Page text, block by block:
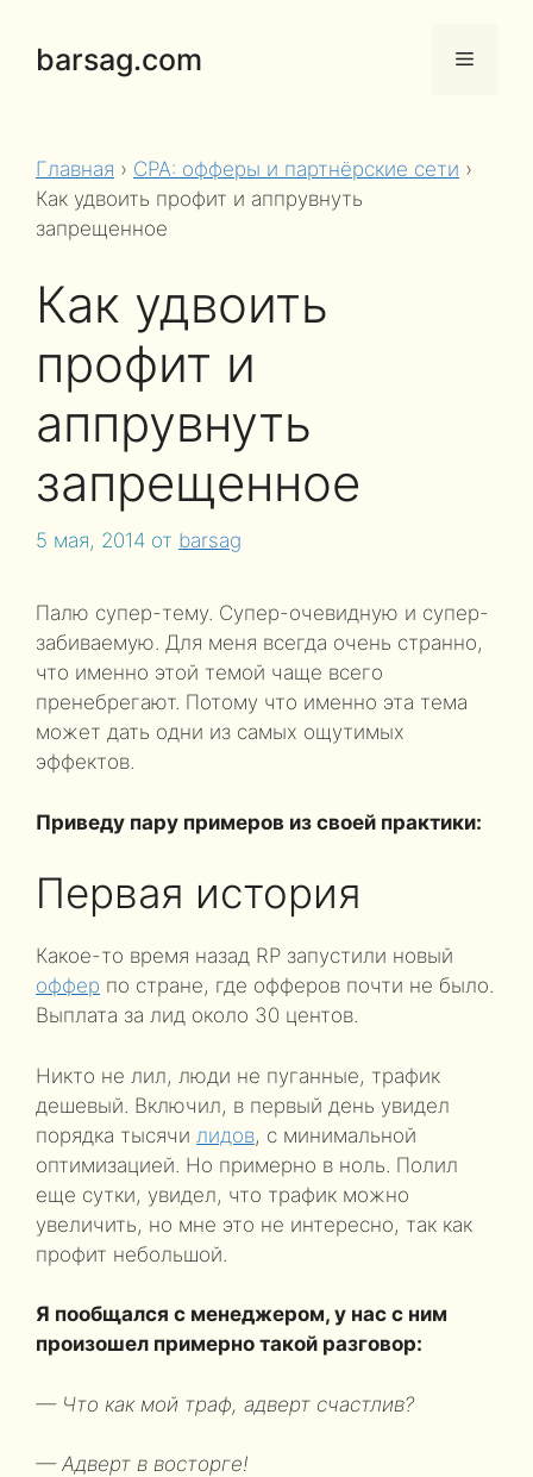
содержимому
barsag.com Меню
Главная › CPA: офферы и партнёрские сети ›
Как удвоить профит и аппрувнуть
запрещенное
Как удвоить
профит и
аппрувнуть
запрещенное
5 мая, 2014 от barsag
Палю супер-тему. Супер-очевидную и супер-
забиваемую. Для меня всегда очень странно,
что именно этой темой чаще всего
пренебрегают. Потому что именно эта тема
может дать одни из самых ощутимых
эффектов.
Приведу пару примеров из своей практики:
Первая история
Какое-то время назад RP запустили новый
оффер по стране, где офферов почти не было.
Выплата за лид около 30 центов.
Никто не лил, люди не пуганные, трафик
дешевый. Включил, в первый день увидел
порядка тысячи лидов, с минимальной
оптимизацией. Но примерно в ноль. Полил
еще сутки, увидел, что трафик можно
увеличить, но мне это не интересно, так как
профит небольшой.
Я пообщался с менеджером, у нас с ним
произошел примерно такой разговор:
— Что как мой траф, адверт счастлив?
— Адверт в восторге!